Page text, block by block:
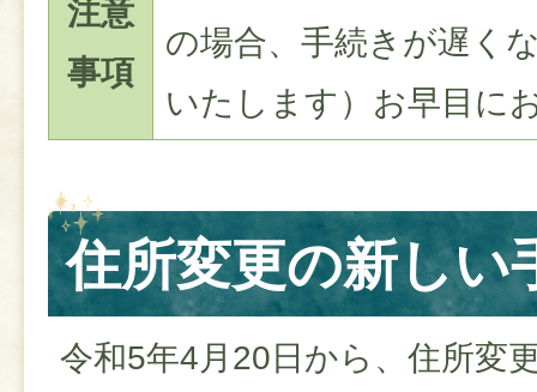
注意
事項
の場合、手続きが遅く
いたします）お早目に
住所変更の新しい
令和5年4月20日から、住所変